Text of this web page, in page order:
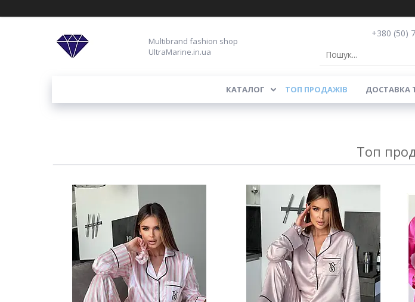
Multibrand fashion shop
UltraMarine.in.ua
+380 (50)
КАТАЛОГ ТОП ПРОДАЖІВ ДОСТАВКА
Топ